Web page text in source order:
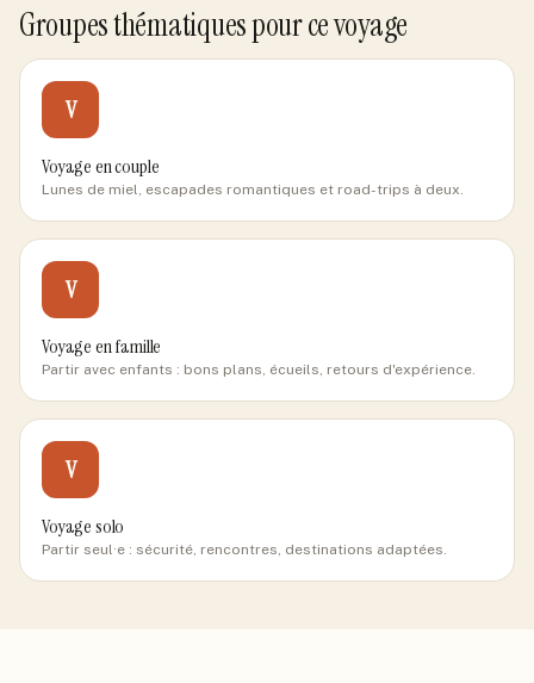
Groupes thématiques pour ce voyage
V
Voyage en couple
Lunes de miel, escapades romantiques et road-trips à deux.
V
Voyage en famille
Partir avec enfants : bons plans, écueils, retours d'expérience.
V
Voyage solo
Partir seul·e : sécurité, rencontres, destinations adaptées.